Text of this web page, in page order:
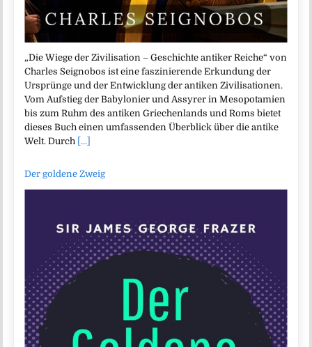
„Die Wiege der Zivilisation – Geschichte antiker Reiche“ von
Charles Seignobos ist eine faszinierende Erkundung der
Ursprünge und der Entwicklung der antiken Zivilisationen.
Vom Aufstieg der Babylonier und Assyrer in Mesopotamien
bis zum Ruhm des antiken Griechenlands und Roms bietet
dieses Buch einen umfassenden Überblick über die antike
Welt. Durch [...]
Der goldene Zweig